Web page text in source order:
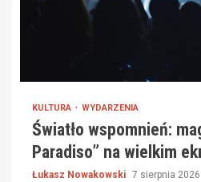
KULTURA WYDARZENIA
Światło wspomnień:
Paradiso” na wielkim
Łukasz Nowakowski 7 sierpnia 2026